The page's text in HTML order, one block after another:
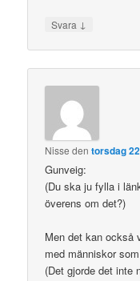
Svara ↓
Nisse dentorsdag
Gunveig:
(Du ska ju fylla i
överens om det?)
Men det kan också
med människor
(Det gjorde det inte